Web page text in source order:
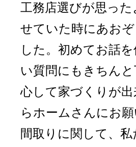
工務店選びが思っ
せていた時にあお
した。初めてお話
い質問にもきちん
心して家づくりが
らホームさんにお
間取りに関して、